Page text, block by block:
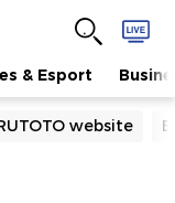
& Esport
website